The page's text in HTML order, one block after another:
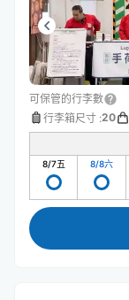
可保管的行李數
行李箱尺寸 :20
8/7五 8/8六